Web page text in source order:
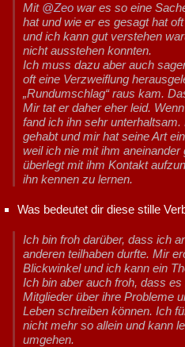
Mit @Zeo war es so eine
hat und wie er es gesagt hat
und ich kann gut verstehen
nicht ausstehen konnten.
Ich muss dazu aber auch
oft eine Verzweiflung
„Rundumschlag“ raus kam.
Mir tat er daher eher leid.
fand ich ihn sehr
gehabt und mir hat seine Art
weil ich nie mit ihm
überlegt mit ihm Kontakt
ihn kennen zu lernen.
Was bedeutet dir diese stille
Ich bin froh darüber, dass ich
anderen teilhaben durfte. Mir
Blickwinkel und ich kann ein
Ich bin aber auch froh, dass
Mitglieder über ihre Probleme
Leben schreiben können. Ich
nicht mehr so allein und kann
umgehen.